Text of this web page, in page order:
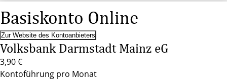
Basiskonto Online
Zur Website des Kontoanbieters
Volksbank Darmstadt Mainz eG
3,90 €
Kontoführung pro Monat